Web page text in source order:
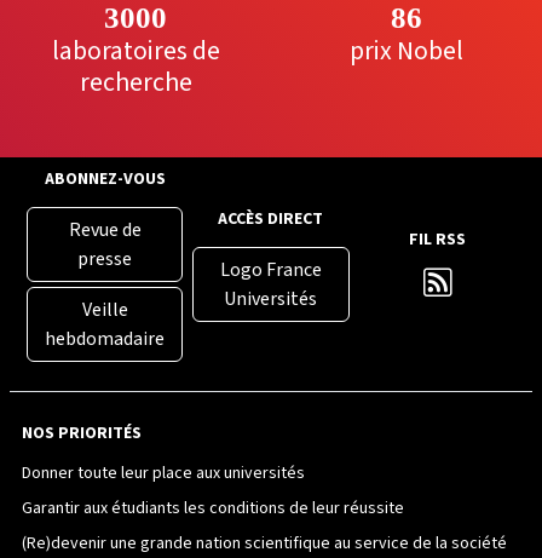
3000
laboratoires de
recherche
86
prix Nobel
ABONNEZ-VOUS
Revue de
presse
Veille
hebdomadaire
ACCÈS DIRECT
Logo France
Universités
FIL RSS
NOS PRIORITÉS
Donner toute leur place aux universités
Garantir aux étudiants les conditions de leur réussite
(Re)devenir une grande nation scientifique au service de la société